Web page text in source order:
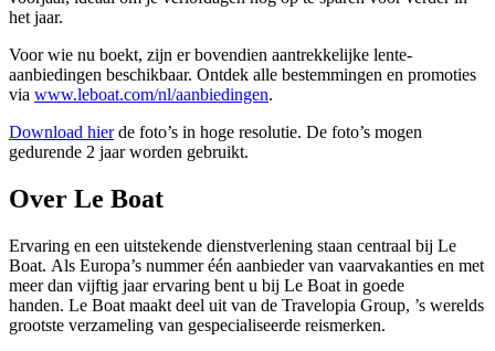
het jaar.
Voor wie nu boekt, zijn er bovendien aantrekkelijke lente-
aanbiedingen beschikbaar. Ontdek alle bestemmingen en promoties
via www.leboat.com/nl/aanbiedingen.
Download hierde foto’s in hoge resolutie. De foto’s mogen
gedurende 2 jaar worden gebruikt.
Over Le Boat
Ervaring en een uitstekende dienstverlening staan centraal bij Le
Boat. Als Europa’s nummer één aanbieder van vaarvakanties en met
meer dan vijftig jaar ervaring bent u bij Le Boat in goede
handen. Le Boat maakt deel uit van de Travelopia Group, ’s werelds
grootste verzameling van gespecialiseerde reismerken.